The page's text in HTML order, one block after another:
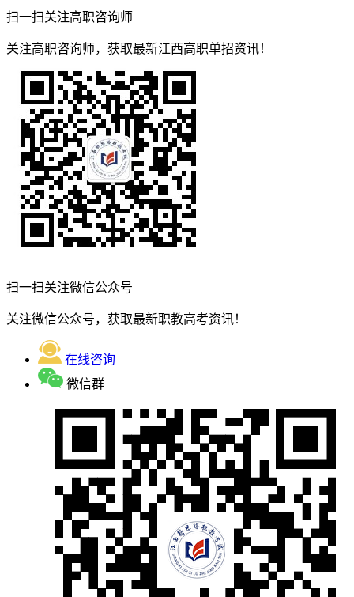
扫一扫关注高职咨询师
关注高职咨询师，获取最新江西高职单招资讯！
扫一扫关注微信公众号
关注微信公众号，获取最新职教高考资讯！
在线咨询
微信群